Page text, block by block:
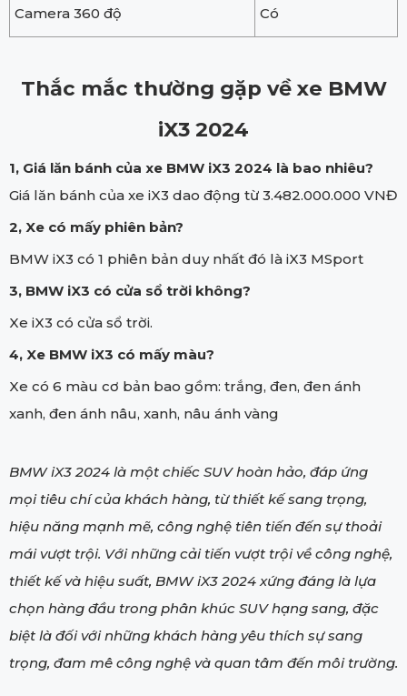
Camera 360 độ Có
Thắc mắc thường gặp về xe BMW
iX3 2024
1, Giá lăn bánh của xe BMW iX3 2024 là bao nhiêu?
Giá lăn bánh của xe iX3 dao động từ 3.482.000.000 VNĐ
2, Xe có mấy phiên bản?
BMW iX3 có 1 phiên bản duy nhất đó là iX3 MSport
3, BMW iX3 có cửa sổ trời không?
Xe iX3 có cửa sổ trời.
4, Xe BMW iX3 có mấy màu?
Xe có 6 màu cơ bản bao gồm: trắng, đen, đen ánh
xanh, đen ánh nâu, xanh, nâu ánh vàng
BMW iX3 2024 là một chiếc SUV hoàn hảo, đáp ứng
mọi tiêu chí của khách hàng, từ thiết kế sang trọng,
hiệu năng mạnh mẽ, công nghệ tiên tiến đến sự thoải
mái vượt trội. Với những cải tiến vượt trội về công nghệ,
thiết kế và hiệu suất, BMW iX3 2024 xứng đáng là lựa
chọn hàng đầu trong phân khúc SUV hạng sang, đặc
biệt là đối với những khách hàng yêu thích sự sang
trọng, đam mê công nghệ và quan tâm đến môi trường.